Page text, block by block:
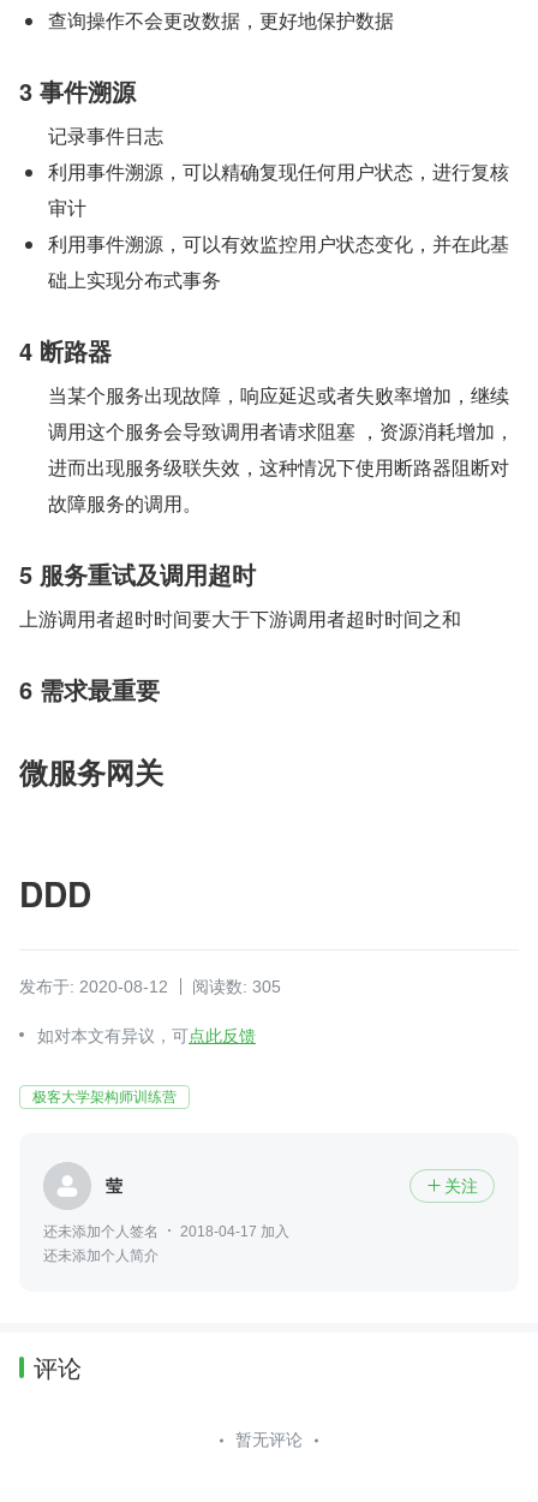
查询操作不会更改数据，更好地保护数据
3 事件溯源
记录事件日志
利用事件溯源，可以精确复现任何用户状态，进行复核
审计
利用事件溯源，可以有效监控用户状态变化，并在此基
础上实现分布式事务
4 断路器
当某个服务出现故障，响应延迟或者失败率增加，继续
调用这个服务会导致调用者请求阻塞 ，资源消耗增加，
进而出现服务级联失效，这种情况下使用断路器阻断对
故障服务的调用。
5 服务重试及调用超时
上游调用者超时时间要大于下游调用者超时时间之和
6 需求最重要
微服务网关
DDD
发布于: 2020-08-12 阅读数: 305
如对本文有异议，可点此反馈
极客大学架构师训练营
莹  关注
还未添加个人签名
2018-04-17 加入
还未添加个人简介
评论
暂无评论